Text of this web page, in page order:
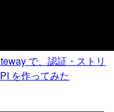
で、認証・ストリ
を作ってみた